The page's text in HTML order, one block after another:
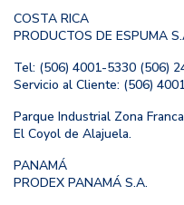
COSTA RICA
PRODUCTOS DE ESPUMA
Tel: (506) 4001-5330 (506)
Servicio al Cliente: (506)
Parque Industrial Zona
El Coyol de Alajuela.
PANAMÁ
PRODEX PANAMÁ S.A.